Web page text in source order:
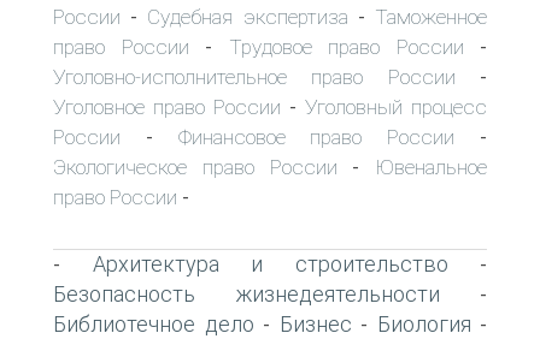
России - Судебная экспертиза - Таможенное
право России - Трудовое право России -
Уголовно-исполнительное право России -
Уголовное право России - Уголовный процесс
России - Финансовое право России -
Экологическое право России -
Ювенальное
право России -
- Архитектура и строительство -
Безопасность жизнедеятельности -
Библиотечное дело - Бизнес - Биология -